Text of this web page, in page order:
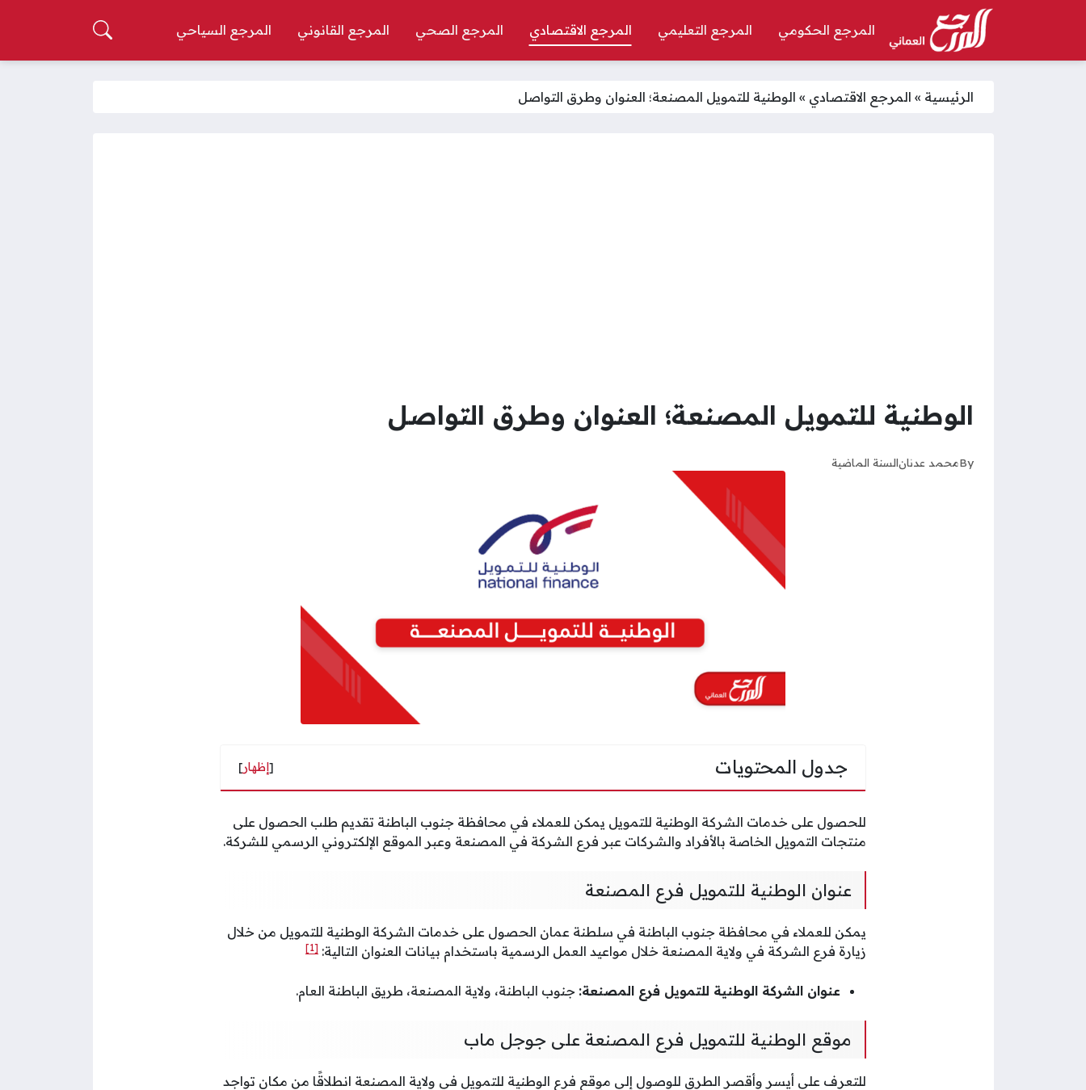
المرجع الحكومي المرجع التعليمي المرجع الاقتصادي المرجع الصحي المرجع القانوني المرجع السياحي
الرئيسية » المرجع الاقتصادي » الوطنية للتمويل المصنعة؛ العنوان وطرق التواصل
الوطنية للتمويل المصنعة؛ العنوان وطرق التواصل
Byمحمد عدنانالسنة الماضية
جدول المحتويات [إظهار]
للحصول على خدمات الشركة الوطنية للتمويل يمكن للعملاء في محافظة جنوب الباطنة تقديم طلب الحصول على
منتجات التمويل الخاصة بالأفراد والشركات عبر فرع الشركة في المصنعة وعبر الموقع الإلكتروني الرسمي للشركة.
عنوان الوطنية للتمويل فرع المصنعة
يمكن للعملاء في محافظة جنوب الباطنة في سلطنة عمان الحصول على خدمات الشركة الوطنية للتمويل من خلال
زيارة فرع الشركة في ولاية المصنعة خلال مواعيد العمل الرسمية باستخدام بيانات العنوان التالية: [1]
عنوان الشركة الوطنية للتمويل فرع المصنعة: جنوب الباطنة، ولاية المصنعة، طريق الباطنة العام.
موقع الوطنية للتمويل فرع المصنعة على جوجل ماب
للتعرف على أيسر وأقصر الطرق للوصول إلى موقع فرع الوطنية للتمويل في ولاية المصنعة انطلاقًا من مكان تواجد